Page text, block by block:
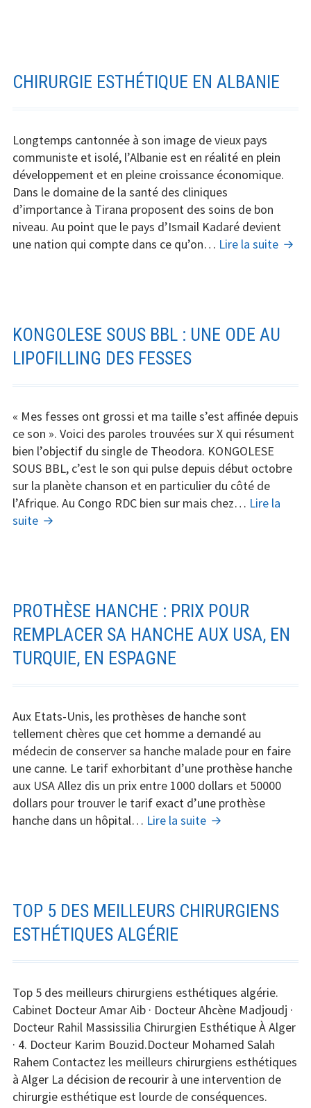
nouveautés
la
et
la
chirurgie
esthétique
?
CHIRURGIE ESTHÉTIQUE EN ALBANIE
Longtemps cantonnée à son image de vieux pays
communiste et isolé, l’Albanie est en réalité en plein
développement et en pleine croissance économique.
Dans le domaine de la santé des cliniques
d’importance à Tirana proposent des soins de bon
niveau. Au point que le pays d’Ismail Kadaré devient
une nation qui compte dans ce qu’on… Lire la suite
KONGOLESE SOUS BBL : UNE ODE AU
LIPOFILLING DES FESSES
« Mes fesses ont grossi et ma taille s’est affinée depuis
ce son ». Voici des paroles trouvées sur X qui résument
bien l’objectif du single de Theodora. KONGOLESE
SOUS BBL, c’est le son qui pulse depuis début octobre
sur la planète chanson et en particulier du côté de
l’Afrique. Au Congo RDC bien sur mais chez… Lire la
suite Kongolese
ode
au
lipofilling
des
PROTHÈSE HANCHE : PRIX POUR
REMPLACER SA HANCHE AUX USA, EN
TURQUIE, EN ESPAGNE
Aux Etats-Unis, les prothèses de hanche sont
tellement chères que cet homme a demandé au
médecin de conserver sa hanche malade pour en faire
une canne. Le tarif exhorbitant d’une prothèse hanche
aux USA Allez dis un prix entre 1000 dollars et 50000
dollars pour trouver le tarif exact d’une prothèse
hanche dans un hôpital… Lire la suite Prothèse
remplacer
aux
en
Turquie,
en
Espagne
TOP 5 DES MEILLEURS CHIRURGIENS
ESTHÉTIQUES ALGÉRIE
Top 5 des meilleurs chirurgiens esthétiques algérie.
Cabinet Docteur Amar Aib · Docteur Ahcène Madjoudj ·
Docteur Rahil Massissilia Chirurgien Esthétique À Alger
· 4. Docteur Karim Bouzid.Docteur Mohamed Salah
Rahem Contactez les meilleurs chirurgiens esthétiques
à Alger La décision de recourir à une intervention de
chirurgie esthétique est lourde de conséquences.